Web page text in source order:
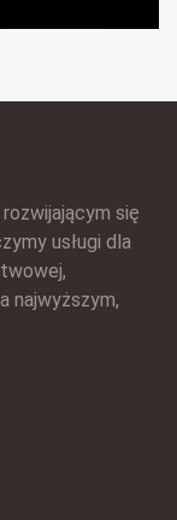
się
usługi dla
najwyższym,